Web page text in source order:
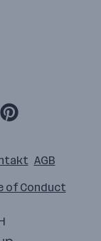
AGB
of Conduct